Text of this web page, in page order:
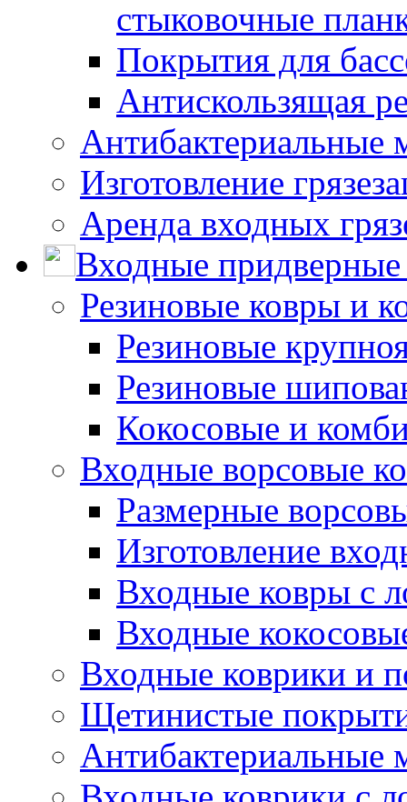
стыковочные
Покрытия для
Антискользящая
Антибактериальные
Изготовление
Аренда входных
Входные
Резиновые ковры и
Резиновые
Резиновые
Кокосовые и
Входные ворсовые
Размерные
Изготовление
Входные ковры с
Входные
Входные коврики и
Щетинистые
Антибактериальные